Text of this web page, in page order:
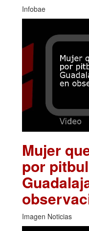
Infobae
Mujer
por
Imagen Noticias